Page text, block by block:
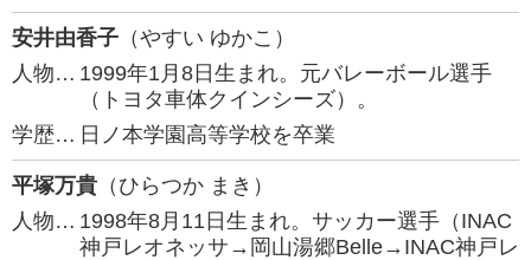
安井由香子 （やすい ゆかこ）
人物… 1999年1月8日生まれ。元バレーボール選手
（トヨタ車体クインシーズ）。
学歴… 日ノ本学園高等学校を卒業
平塚万貴 （ひらつか まき）
人物… 1998年8月11日生まれ。サッカー選手（INAC
神戸レオネッサ→岡山湯郷Belle→INAC神戸レ